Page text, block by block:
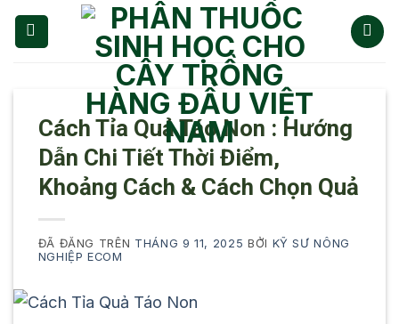
Chuyển
đến
Cách Tỉa Quả Táo Non : Hướng
Dẫn Chi Tiết Thời Điểm,
Khoảng Cách & Cách Chọn Quả
ĐÃ ĐĂNG TRÊN THÁNG 9 11, 2025 BỞI KỸ SƯ NÔNG
NGHIỆP ECOM